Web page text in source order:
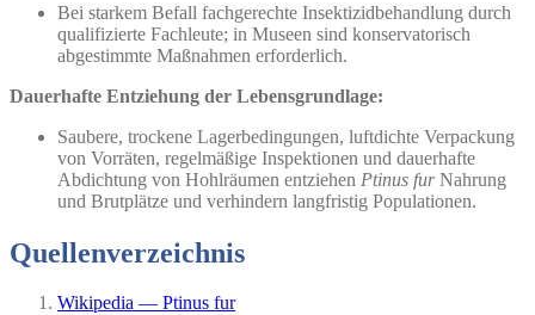
Bei starkem Befall fachgerechte Insektizidbehandlung durch
qualifizierte Fachleute; in Museen sind konservatorisch
abgestimmte Maßnahmen erforderlich.
Dauerhafte Entziehung der Lebensgrundlage:
Saubere, trockene Lagerbedingungen, luftdichte Verpackung
von Vorräten, regelmäßige Inspektionen und dauerhafte
Abdichtung von Hohlräumen entziehen Ptinus furNahrung
und Brutplätze und verhindern langfristig Populationen.
Quellenverzeichnis
Wikipedia — Ptinus fur